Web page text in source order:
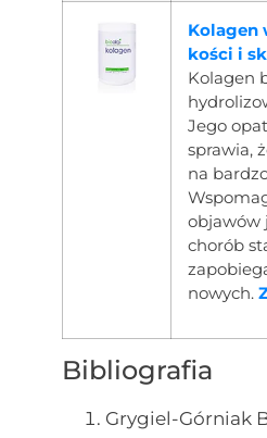
Kolagen
kości i
Kolagen
Jego
sprawia,
na
objawów
chorób
nowych.
Bibliografia
Grygiel-Górniak